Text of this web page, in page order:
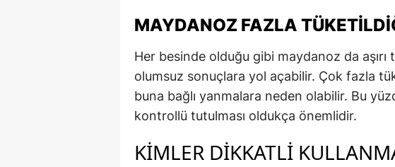
MAYDANOZ FAZLA
Her besinde olduğu gibi maydanoz da
olumsuz sonuçlara yol açabilir. Çok fazla
buna bağlı yanmalara neden olabilir. Bu
kontrollü tutulması oldukça önemlidir.
KIMLER DIKKATLI